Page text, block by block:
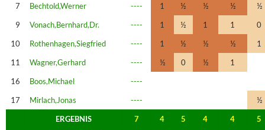
7
Bechtold,Werner ---- 1 ½ ½ ½
½
9
Vonach,Bernhard,Dr. ---- 1 ½ 1 1
0
10
Rothenhagen,Siegfried ---- 1 ½ ½ ½
1
11
Wagner,Gerhard ---- ½ 0 ½
1
16
Boos,Michael
----
17
Mirlach,Jonas ----
½
ERGEBNIS
7 4 5 4 4
5